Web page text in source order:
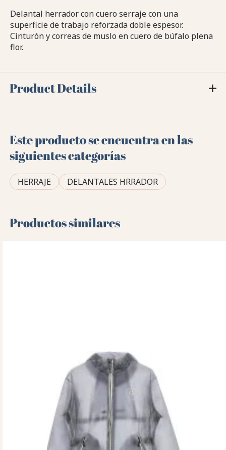
Delantal herrador con cuero serraje con una
superficie de trabajo reforzada doble espesor.
Cinturón y correas de muslo en cuero de búfalo plena
flor.
Product Details
Este producto se encuentra en las
siguientes categorías
HERRAJE DELANTALES HRRADOR
Productos similares